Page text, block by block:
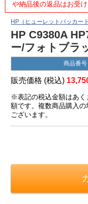
や納品後の返品はお受
HP（ヒューレットパッカード
HP C9380A
ー/フォトブラ
商品番号
販売価格 (税込)
※表記の税込金額はあく
額です。複数商品購入
ございます。